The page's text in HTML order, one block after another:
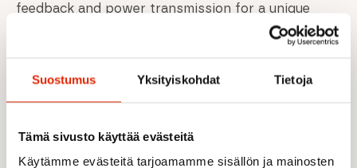
Suostumus Yksityiskohdat Tietoja
Tämä sivusto käyttää evästeitä
Käytämme evästeitä tarjoamamme sisällön ja mainosten
feedback and power transmission for a unique
At 1.75 kg, this boot makes it easy to hike up. The
Surelock mechanism and liner’s walk function
direct power transmission.